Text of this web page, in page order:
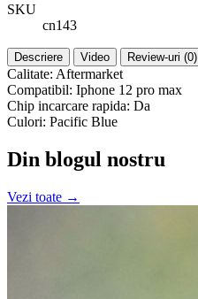
SKU
cn143
Descriere Video Review-uri (0)
Calitate: Aftermarket
Compatibil: Iphone 12 pro max
Chip incarcare rapida: Da
Culori: Pacific Blue
Din blogul nostru
Vezi toate →